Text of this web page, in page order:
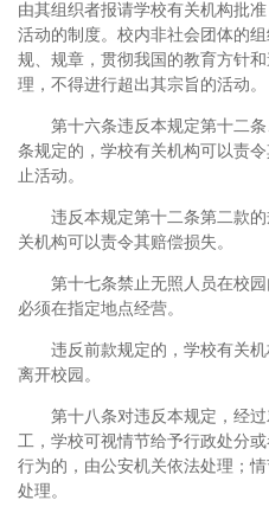
由其组织者报请学校有关机构批
活动的制度。校内非社会团体的
规、规章，贯彻我国的教育方针
理，不得进行超出其宗旨的活动。
第十六条违反本规定第十二
条规定的，学校有关机构可以责
止活动。
违反本规定第十二条第二款
关机构可以责令其赔偿损失。
第十七条禁止无照人员在校
必须在指定地点经营。
违反前款规定的，学校有关
离开校园。
第十八条对违反本规定，经
工，学校可视情节给予行政处分
行为的，由公安机关依法处理；
处理。